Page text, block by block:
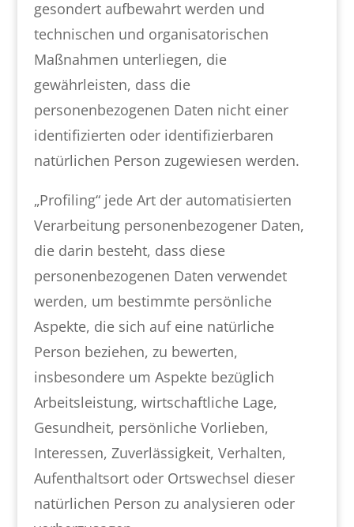
gesondert aufbewahrt werden und
technischen und organisatorischen
Maßnahmen unterliegen, die
gewährleisten, dass die
personenbezogenen Daten nicht einer
identifizierten oder identifizierbaren
natürlichen Person zugewiesen werden.
„Profiling“ jede Art der automatisierten
Verarbeitung personenbezogener Daten,
die darin besteht, dass diese
personenbezogenen Daten verwendet
werden, um bestimmte persönliche
Aspekte, die sich auf eine natürliche
Person beziehen, zu bewerten,
insbesondere um Aspekte bezüglich
Arbeitsleistung, wirtschaftliche Lage,
Gesundheit, persönliche Vorlieben,
Interessen, Zuverlässigkeit, Verhalten,
Aufenthaltsort oder Ortswechsel dieser
natürlichen Person zu analysieren oder